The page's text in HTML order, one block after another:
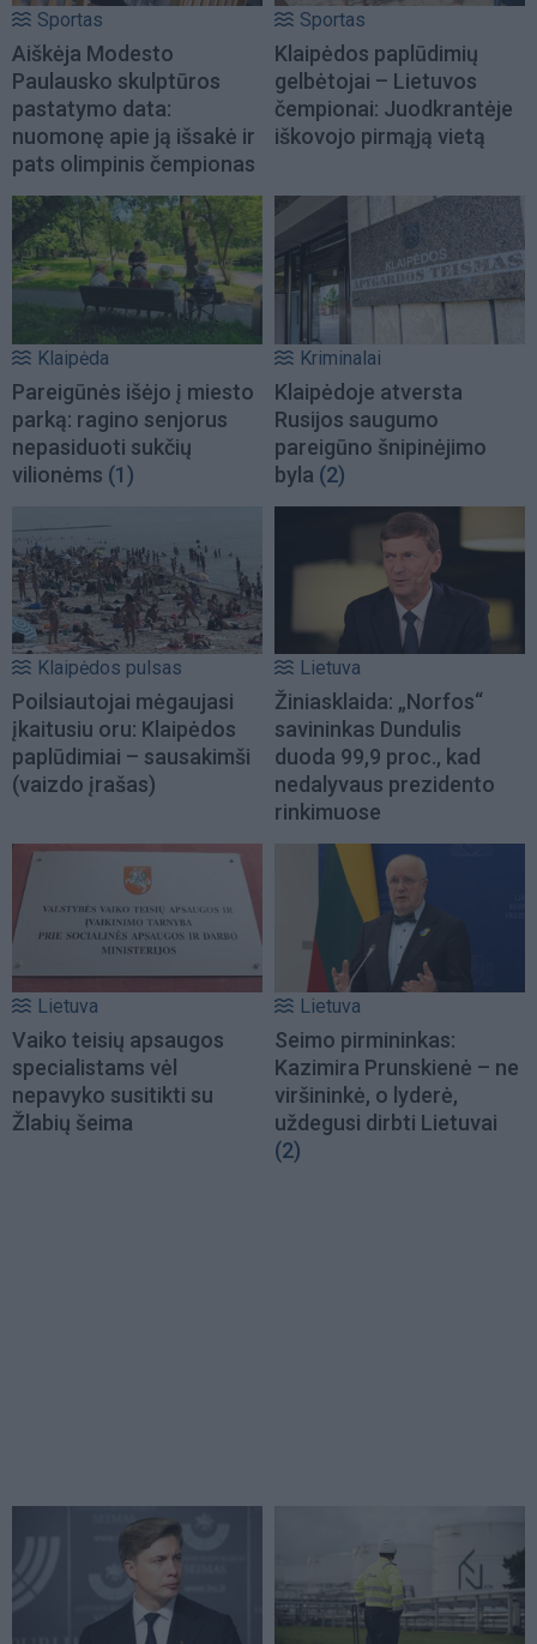
Sportas
Aiškėja Modesto
Paulausko skulptūros
pastatymo data:
nuomonę apie ją išsakė ir
pats olimpinis čempionas
Sportas
Klaipėdos paplūdimių
gelbėtojai – Lietuvos
čempionai: Juodkrantėje
iškovojo pirmąją vietą
Klaipėda
Pareigūnės išėjo į miesto
parką: ragino senjorus
nepasiduoti sukčių
vilionėms (1)
Kriminalai
Klaipėdoje atversta
Rusijos saugumo
pareigūno šnipinėjimo
byla (2)
Klaipėdos pulsas
Poilsiautojai mėgaujasi
įkaitusiu oru: Klaipėdos
paplūdimiai – sausakimši
(vaizdo įrašas)
Lietuva
Žiniasklaida: „Norfos“
savininkas Dundulis
duoda 99,9 proc., kad
nedalyvaus prezidento
rinkimuose
Lietuva
Vaiko teisių apsaugos
specialistams vėl
nepavyko susitikti su
Žlabių šeima
Lietuva
Seimo pirmininkas:
Kazimira Prunskienė – ne
viršininkė, o lyderė,
uždegusi dirbti Lietuvai
(2)